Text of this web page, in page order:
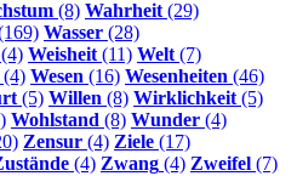
(8) Wahrheit (29)
Wasser (28)
(4) Weisheit (11) Welt (7)
(4) Wesen (16) Wesenheiten (46)
(5) Willen (8) Wirklichkeit (5)
Wohlstand (8) Wunder (4)
Zensur (4) Ziele (17)
(4) Zwang (4) Zweifel (7)